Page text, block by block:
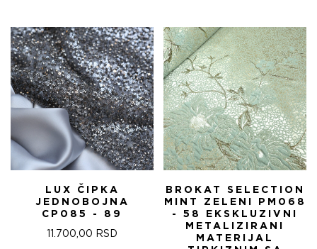
5.100,00 RSD.
LUX ČIPKA
JEDNOBOJNA
CP085 - 89
11.700,00 RSD
BROKAT SELECTION
MINT ZELENI PM068
- 58 EKSKLUZIVNI
METALIZIRANI
MATERIJAL